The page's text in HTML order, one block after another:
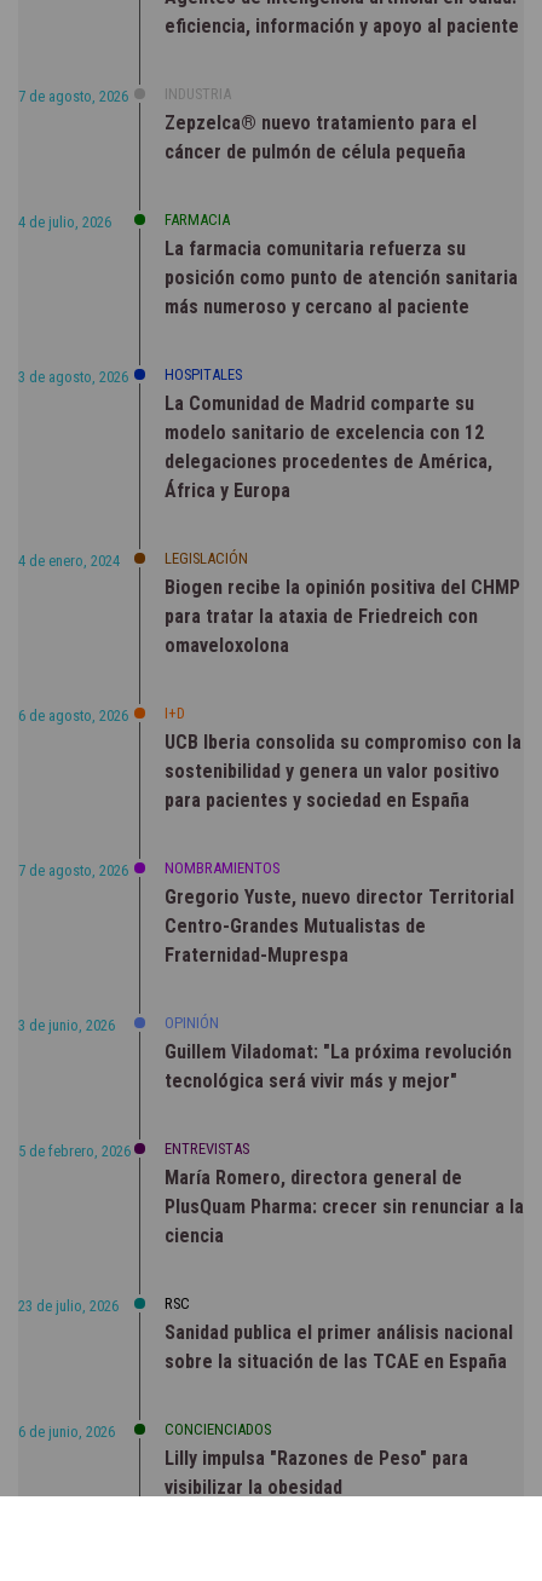
eficiencia, información y apoyo al paciente
7 de agosto, 2026 INDUSTRIA
Zepzelca® nuevo tratamiento para el
cáncer de pulmón de célula pequeña
4 de julio, 2026 FARMACIA
La farmacia comunitaria refuerza su
posición como punto de atención sanitaria
más numeroso y cercano al paciente
3 de agosto, 2026 HOSPITALES
La Comunidad de Madrid comparte su
modelo sanitario de excelencia con 12
delegaciones procedentes de América,
África y Europa
4 de enero, 2024 LEGISLACIÓN
Biogen recibe la opinión positiva del CHMP
para tratar la ataxia de Friedreich con
omaveloxolona
6 de agosto, 2026 I+D
UCB Iberia consolida su compromiso con la
sostenibilidad y genera un valor positivo
para pacientes y sociedad en España
7 de agosto, 2026 NOMBRAMIENTOS
Gregorio Yuste, nuevo director Territorial
Centro-Grandes Mutualistas de
Fraternidad-Muprespa
3 de junio, 2026 OPINIÓN
Guillem Viladomat: "La próxima revolución
tecnológica será vivir más y mejor"
5 de febrero, 2026 ENTREVISTAS
María Romero, directora general de
PlusQuam Pharma: crecer sin renunciar a la
ciencia
23 de julio, 2026 RSC
Sanidad publica el primer análisis nacional
sobre la situación de las TCAE en España
6 de junio, 2026 CONCIENCIADOS
Lilly impulsa "Razones de Peso" para
visibilizar la obesidad